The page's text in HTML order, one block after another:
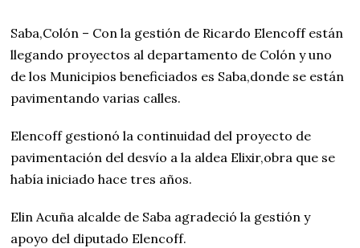
Saba,Colón – Con la gestión de Ricardo Elencoff están
llegando proyectos al departamento de Colón y uno
de los Municipios beneficiados es Saba,donde se están
pavimentando varias calles.
Elencoff gestionó la continuidad del proyecto de
pavimentación del desvío a la aldea Elixir,obra que se
había iniciado hace tres años.
Elin Acuña alcalde de Saba agradeció la gestión y
apoyo del diputado Elencoff.